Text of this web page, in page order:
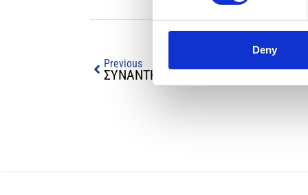
Deny
Previous